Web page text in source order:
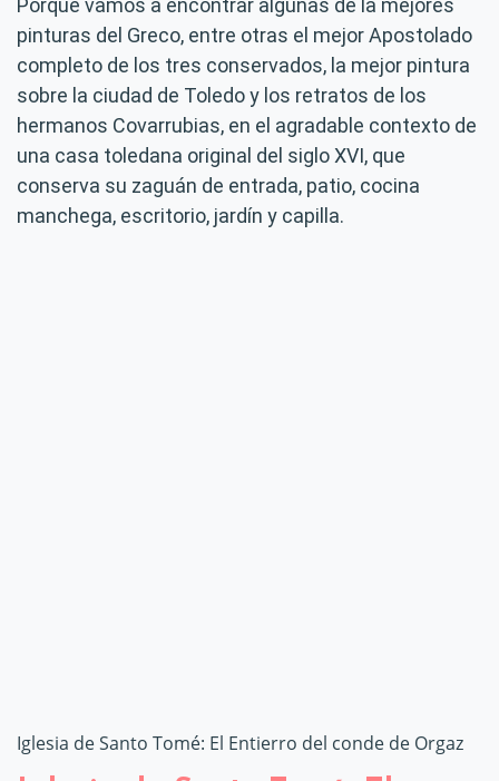
Porque vamos a encontrar algunas de la mejores
pinturas del Greco, entre otras el mejor Apostolado
completo de los tres conservados, la mejor pintura
sobre la ciudad de Toledo y los retratos de los
hermanos Covarrubias, en el agradable contexto de
una casa toledana original del siglo XVI, que
conserva su zaguán de entrada, patio, cocina
manchega, escritorio, jardín y capilla.
Iglesia de Santo Tomé: El Entierro del conde de Orgaz